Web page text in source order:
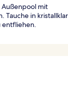
mit
Tauche in
entfliehen.